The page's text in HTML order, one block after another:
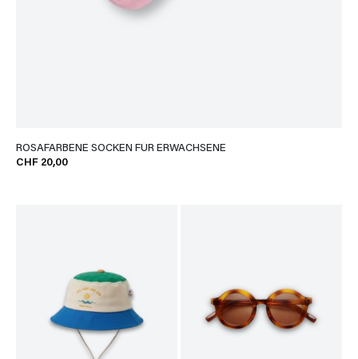
ROSAFARBENE SOCKEN FÜR ERWACHSENE
CHF 20,00